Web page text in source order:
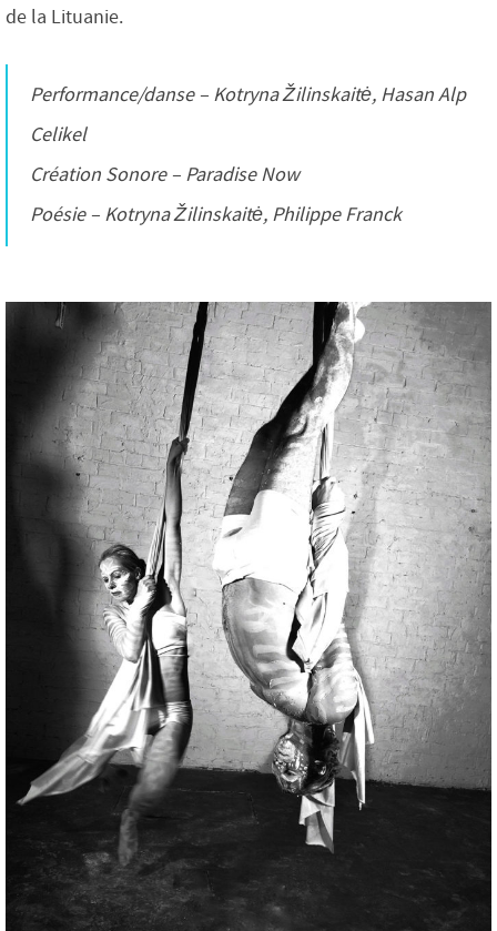
de la Lituanie.
Performance/danse – Kotryna Žilinskaitė, Hasan Alp
Celikel
Création Sonore – Paradise Now
Poésie – Kotryna Žilinskaitė, Philippe Franck